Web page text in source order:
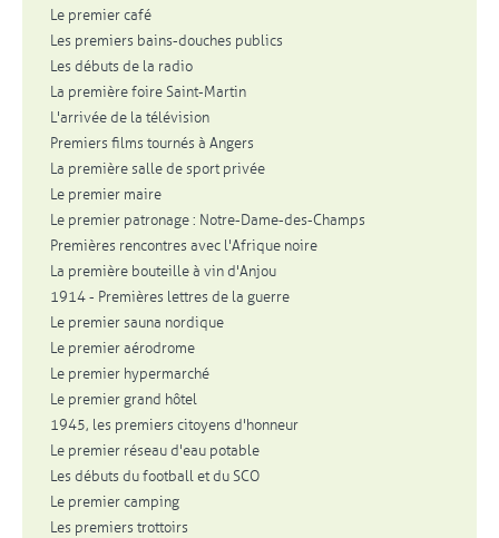
Le premier café
Les premiers bains-douches publics
Les débuts de la radio
La première foire Saint-Martin
L'arrivée de la télévision
Premiers films tournés à Angers
La première salle de sport privée
Le premier maire
Le premier patronage : Notre-Dame-des-Champs
Premières rencontres avec l'Afrique noire
La première bouteille à vin d'Anjou
1914 - Premières lettres de la guerre
Le premier sauna nordique
Le premier aérodrome
Le premier hypermarché
Le premier grand hôtel
1945, les premiers citoyens d'honneur
Le premier réseau d'eau potable
Les débuts du football et du SCO
Le premier camping
Les premiers trottoirs